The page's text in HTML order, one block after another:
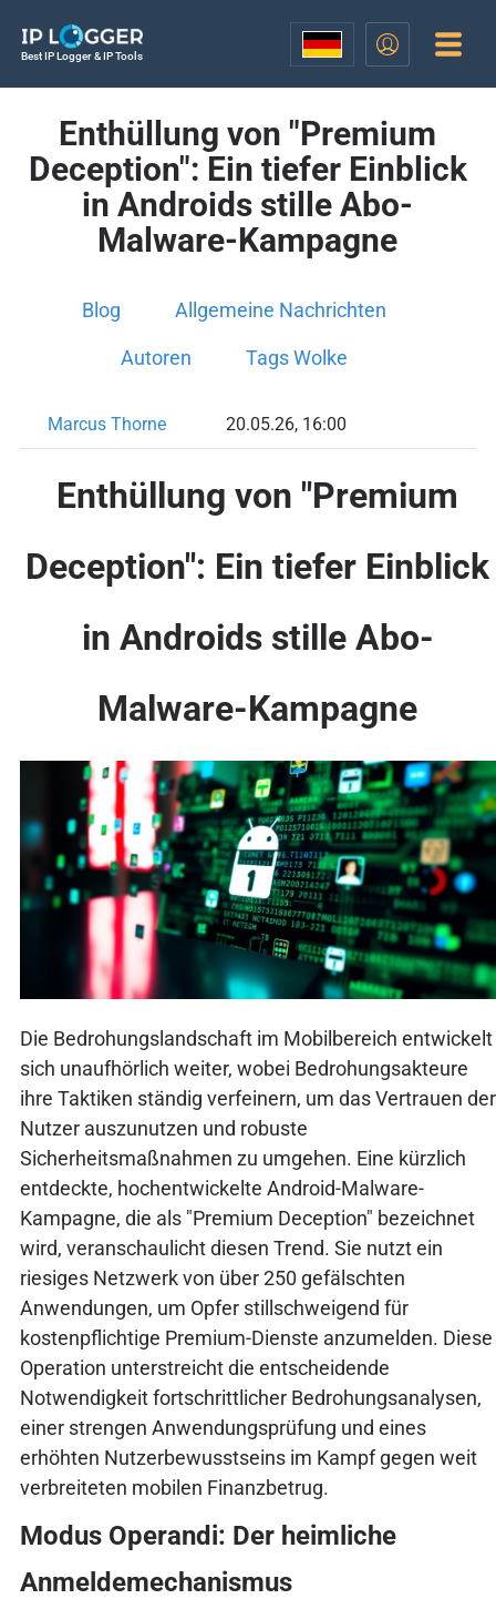
Best IP Logger & IP Tools
Enthüllung von "Premium
Deception": Ein tiefer Einblick
in Androids stille Abo-
Malware-Kampagne
Blog Allgemeine Nachrichten
Autoren Tags Wolke
Marcus Thorne 20.05.26, 16:00
Enthüllung von "Premium
Deception": Ein tiefer Einblick
in Androids stille Abo-
Malware-Kampagne
Die Bedrohungslandschaft im Mobilbereich entwickelt
sich unaufhörlich weiter, wobei Bedrohungsakteure
ihre Taktiken ständig verfeinern, um das Vertrauen der
Nutzer auszunutzen und robuste
Sicherheitsmaßnahmen zu umgehen. Eine kürzlich
entdeckte, hochentwickelte Android-Malware-
Kampagne, die als "Premium Deception" bezeichnet
wird, veranschaulicht diesen Trend. Sie nutzt ein
riesiges Netzwerk von über 250 gefälschten
Anwendungen, um Opfer stillschweigend für
kostenpflichtige Premium-Dienste anzumelden. Diese
Operation unterstreicht die entscheidende
Notwendigkeit fortschrittlicher Bedrohungsanalysen,
einer strengen Anwendungsprüfung und eines
erhöhten Nutzerbewusstseins im Kampf gegen weit
verbreiteten mobilen Finanzbetrug.
Modus Operandi: Der heimliche
Anmeldemechanismus